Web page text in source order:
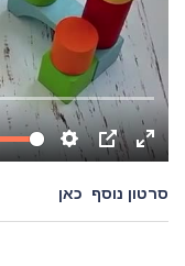
סרטון נוסף כאן